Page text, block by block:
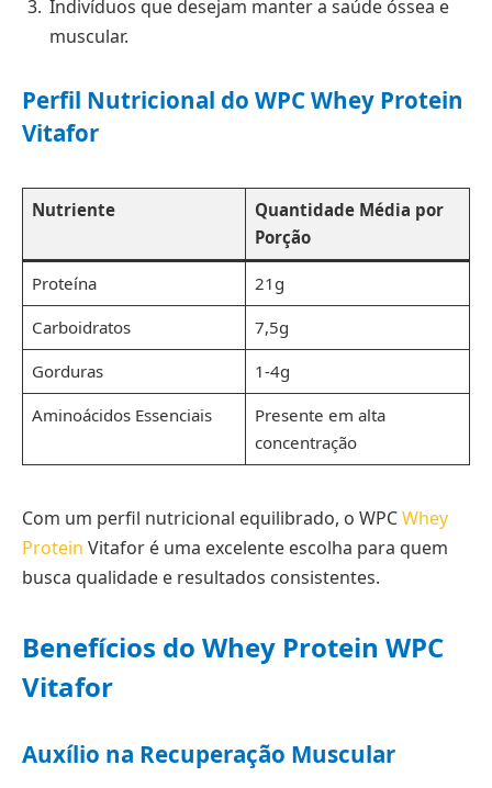
Indivíduos que desejam manter a saúde óssea e
muscular.
Perfil Nutricional do WPC Whey Protein
Vitafor
Nutriente
Quantidade Média por
Porção
Proteína
21g
Carboidratos
7,5g
Gorduras
1-4g
Aminoácidos Essenciais
Presente em alta
concentração
Com um perfil nutricional equilibrado, o WPCWhey
Protein Vitafor é uma excelente escolha para quem
busca qualidade e resultados consistentes.
Benefícios do Whey Protein WPC
Vitafor
Auxílio na Recuperação Muscular